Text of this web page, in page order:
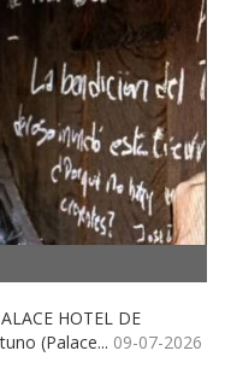
HOTEL DE
(Palace... 09-07-2026